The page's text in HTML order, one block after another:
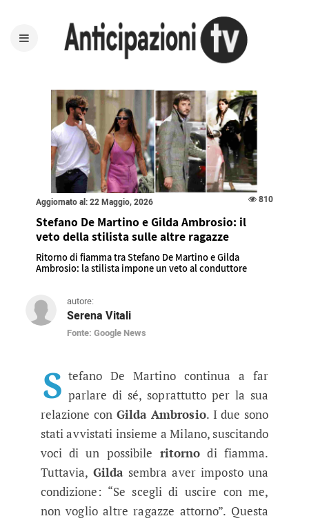
Aggiornato al: 22 Maggio, 2026 810
Stefano De Martino e Gilda Ambrosio: il
veto della stilista sulle altre ragazze
Ritorno di fiamma tra Stefano De Martino e Gilda
Ambrosio: la stilista impone un veto al conduttore
autore:
Serena Vitali
Fonte: Google News
Stefano De Martino e Gilda
S tefano De Martino continua a far
parlare di sé, soprattutto per la sua
relazione con Gilda Ambrosio. I due sono
stati avvistati insieme a Milano, suscitando
voci di un possibile ritorno di fiamma.
Tuttavia, Gildasembra aver imposto una
condizione: “Se scegli di uscire con me,
non voglio altre ragazze attorno”. Questa